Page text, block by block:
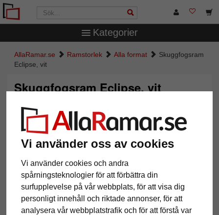
Vi använder oss av cookies
Vi använder cookies och andra
spårningsteknologier för att förbättra din
surfupplevelse på vår webbplats, för att visa dig
personligt innehåll och riktade annonser, för att
analysera vår webbplatstrafik och för att förstå var
Kategorier
AllaRamar.se Ramstorlek Alla format
Skuggfogsram
Eclipse, vit
Skuggfogsram Eclipse, vit
Tillbaka